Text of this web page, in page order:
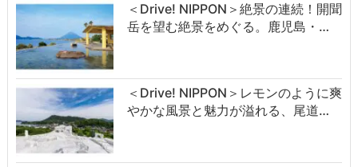
＜Drive! NIPPON＞絶景の連続！開聞
岳を望む絶景をめぐる。鹿児島・…
＜Drive! NIPPON＞レモンのように爽
やかな風景と魅力が溢れる、尾道…